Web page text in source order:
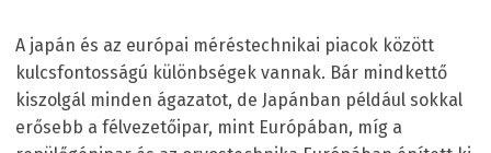
A japán és az európai méréstechnikai piacok között
kulcsfontosságú különbségek vannak. Bár mindkettő
kiszolgál minden ágazatot, de Japánban például sokkal
erősebb a félvezetőipar, mint Európában, míg a